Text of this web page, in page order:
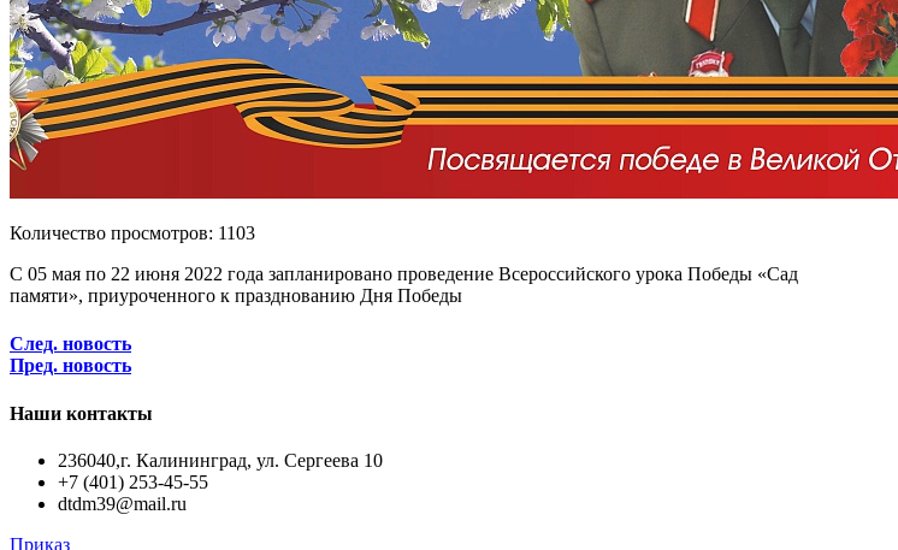
Количество просмотров: 1103
С 05 мая по 22 июня 2022 года запланировано проведение Всероссийского урока Победы «Сад
памяти», приуроченного к празднованию Дня Победы
След. новость
Пред. новость
Наши контакты
236040,г. Калининград, ул. Сергеева 10
+7 (401) 253-45-55
dtdm39@mail.ru
Приказ